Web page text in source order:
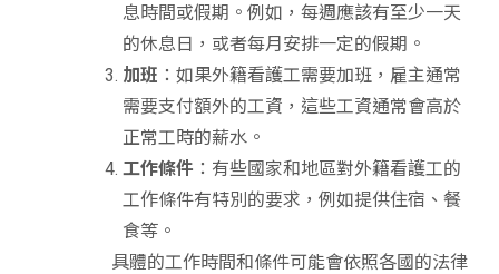
息時間或假期。例如，每週應該有至少一天
的休息日，或者每月安排一定的假期。
加班 ：如果外籍看護工需要加班，雇主通常
需要支付額外的工資，這些工資通常會高於
正常工時的薪水。
工作條件 ：有些國家和地區對外籍看護工的
工作條件有特別的要求，例如提供住宿、餐
食等。
具體的工作時間和條件可能會依照各國的法律